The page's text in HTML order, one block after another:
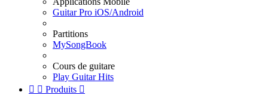
Guitar Pro iOS/Android
Partitions
MySongBook
Cours de guitare
Play Guitar Hits
  Produits 